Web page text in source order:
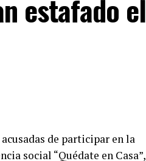
estafado el
de participar en la
social “Quédate en Casa”,